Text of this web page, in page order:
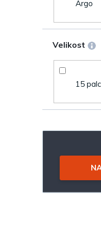
Argo
Velikost
15